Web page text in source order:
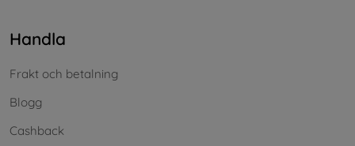
Handla
Frakt och betalning
Blogg
Cashback